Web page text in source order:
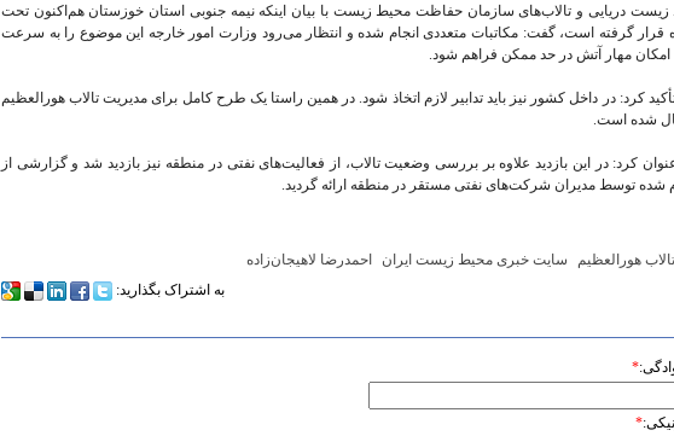
دریایی و تالاب‌های سازمان حفاظت محیط زیست با بیان اینکه نیمه جنوبی استان خوزستان هم‌اکنون تحت
قرار گرفته است، گفت: مکاتبات متعددی انجام شده و انتظار می‌رود وزارت امور خارجه این موضوع را به سرعت
امکان مهار آتش در حد ممکن فراهم شود.
کرد: در داخل کشور نیز باید تدابیر لازم اتخاذ شود. در همین راستا یک طرح کامل برای مدیریت تالاب هورالعظیم
شده است.
کرد: در این بازدید علاوه بر بررسی وضعیت تالاب، از فعالیت‌های نفتی در منطقه نیز بازدید شد و گزارشی از
شده توسط مدیران شرکت‌های نفتی مستقر در منطقه ارائه گردید.
تالاب هورالعظیم سایت خبری محیط زیست ایران
احمدرضا لاهیجان‌زاده
به اشتراک بگذارید:
*
*